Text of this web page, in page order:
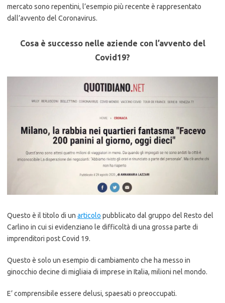
mercato sono repentini, l’esempio più recente è rappresentato
dall’avvento del Coronavirus.
Cosa è successo nelle aziende con l’avvento del
Covid19?
Questo è il titolo di un articolo pubblicato dal gruppo del Resto del
Carlino in cui si evidenziano le difficoltà di una grossa parte di
imprenditori post Covid 19.
Questo è solo un esempio di cambiamento che ha messo in
ginocchio decine di migliaia di imprese in Italia, milioni nel mondo.
E’ comprensibile essere delusi, spaesati o preoccupati.